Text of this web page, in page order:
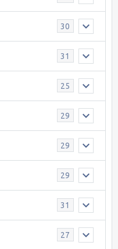
30
31
25
29
29
29
31
27